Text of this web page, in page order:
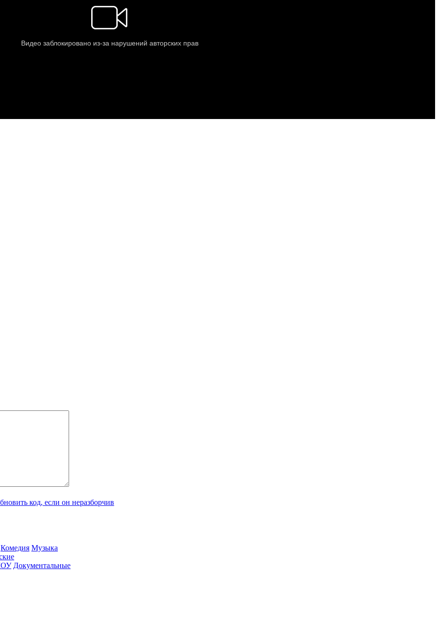
Ко­ме­дия Му­зы­ка
До­ку­мен­таль­ные